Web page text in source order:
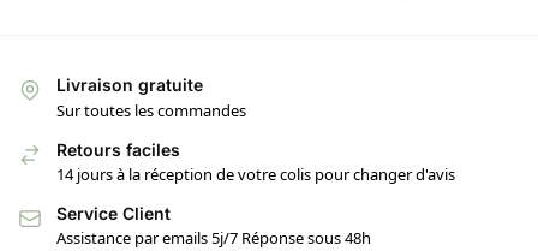
Livraison gratuite
Sur toutes les commandes
Retours faciles
14 jours à la réception de votre colis pour changer d'avis
Service Client
Assistance par emails 5j/7 Réponse sous 48h